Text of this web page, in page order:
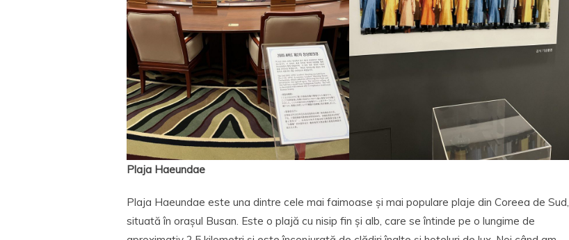
Plaja Haeundae
Plaja Haeundae este una dintre cele mai faimoase și mai populare plaje din Coreea de Sud,
situată în orașul Busan. Este o plajă cu nisip fin și alb, care se întinde pe o lungime de